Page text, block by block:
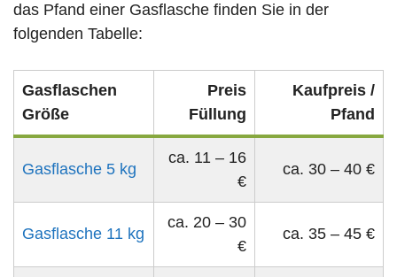
das Pfand einer Gasflasche finden Sie in der
folgenden Tabelle:
Gasflaschen
Größe
Preis
Füllung
Kaufpreis /
Pfand
Gasflasche 5 kg
ca. 11 – 16
€
ca. 30 – 40 €
Gasflasche 11 kg
ca. 20 – 30
€
ca. 35 – 45 €